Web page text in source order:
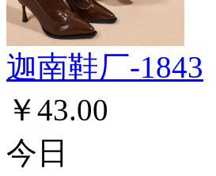
迦南鞋厂-1843
￥43.00
今日